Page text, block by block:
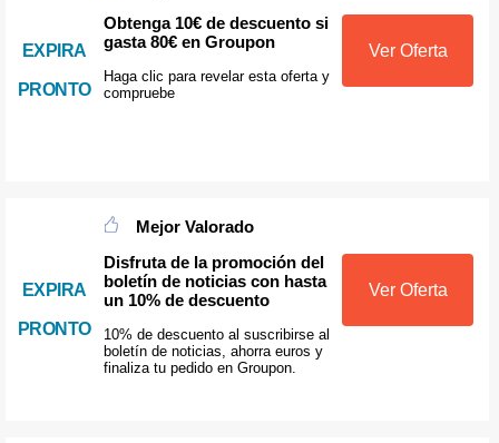
EXPIRA
PRONTO
Obtenga 10€ de descuento si
gasta 80€ en Groupon
Haga clic para revelar esta oferta y
compruebe
Ver Oferta
EXPIRA
PRONTO
Mejor Valorado
Disfruta de la promoción del
boletín de noticias con hasta
un 10% de descuento
10% de descuento al suscribirse al
boletín de noticias, ahorra euros y
finaliza tu pedido en Groupon.
Ver Oferta